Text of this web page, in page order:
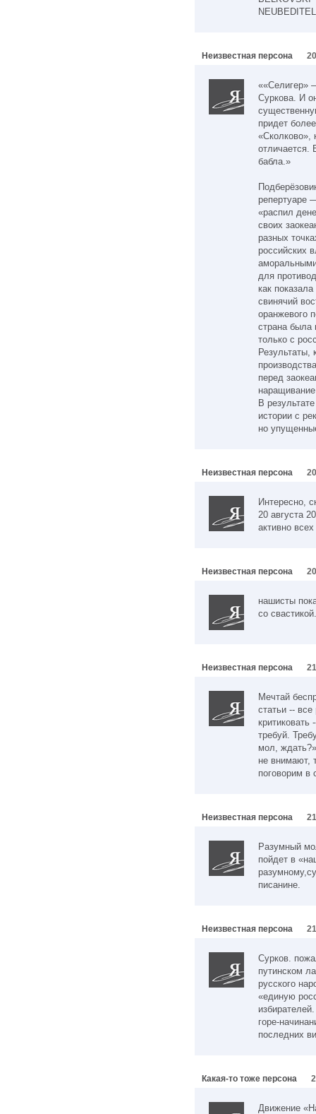
Неизвестная персона
««Селигер»
Суркова. И
придет
«Сколково»,
отличается.
бабла.»
репертуаре
«распил
своих
разных
российских
для
как
свинячий
оранжевого
страна была
только с
Результаты,
перед
В
истории с
но
Неизвестная персона
Интересно,
20 августа
активно
Неизвестная персона
нашисты
со
Неизвестная персона
Мечтай
статьи --
критиковать
требуй.
мол,
не внимают,
поговорим
Неизвестная персона
Разумный
пойдет в
писанине.
Неизвестная персона
Сурков.
путинском
русского
«единую
горе-
последних
Какая-то тоже персона
Движение